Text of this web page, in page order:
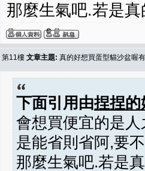
那麼生氣吧.若是
第11樓 文章主題: 真的好想買蛋型貓沙盆喔
下面引用由捏捏的
會想買便宜的是
是能省則省阿,要
那麼生氣吧.若是